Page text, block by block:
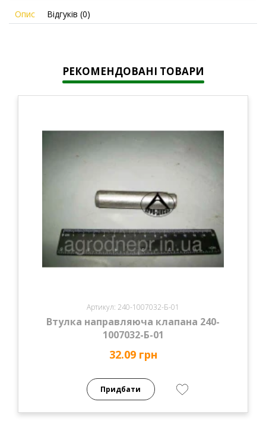
Опис Відгуків (0)
РЕКОМЕНДОВАНІ ТОВАРИ
Артикул: 240-1007032-Б-01
Втулка направляюча клапана 240-
1007032-Б-01
32.09 грн
Придбати